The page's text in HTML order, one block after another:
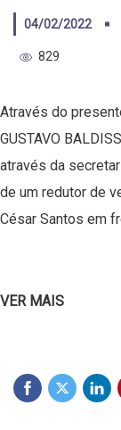
04/02/2022
829
Através do
GUSTAVO
através da
de um redutor de
César Santos em
VER MAIS